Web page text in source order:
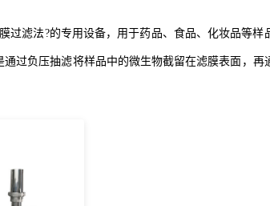
过滤法?的专用设备，用于药品、食品、化妆品等样
过负压抽滤将样品中的微生物截留在滤膜表面，再